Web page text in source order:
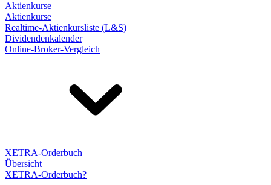
Aktienkurse
Aktienkurse
Realtime-Aktienkursliste (L&S)
Dividendenkalender
Online-Broker-Vergleich
XETRA-Orderbuch
Übersicht
XETRA-Orderbuch?